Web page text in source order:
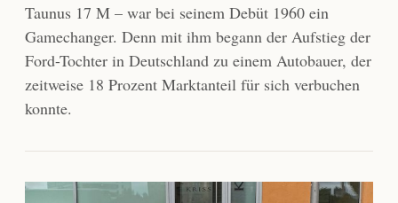
Taunus 17 M – war bei seinem Debüt 1960 ein
Gamechanger. Denn mit ihm begann der Aufstieg der
Ford-Tochter in Deutschland zu einem Autobauer, der
zeitweise 18 Prozent Marktanteil für sich verbuchen
konnte.